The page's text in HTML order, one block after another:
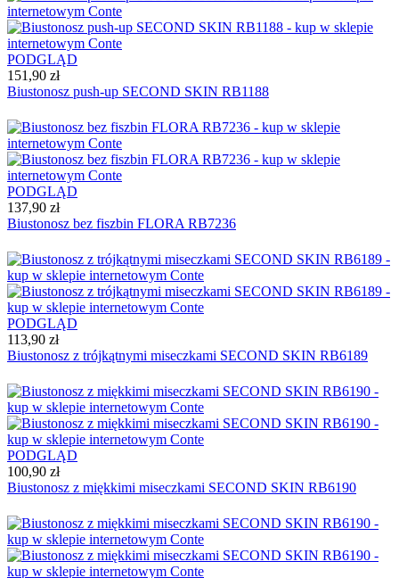
PODGLĄD
151,90 zł
Biustonosz push-up SECOND SKIN RB1188
PODGLĄD
137,90 zł
Biustonosz bez fiszbin FLORA RB7236
PODGLĄD
113,90 zł
Biustonosz z trójkątnymi miseczkami SECOND SKIN RB6189
PODGLĄD
100,90 zł
Biustonosz z miękkimi miseczkami SECOND SKIN RB6190